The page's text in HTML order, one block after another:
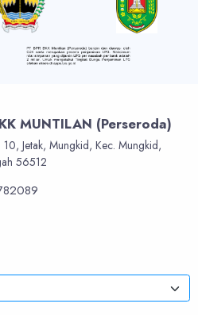
MUNTILAN (Perseroda)
Jetak, Mungkid, Kec. Mungkid,
56512